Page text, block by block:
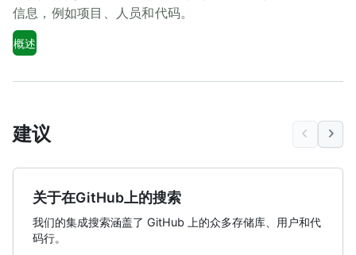
信息，例如项目、人员和代码。
概述
建议
关于在GitHub上的搜索
我们的集成搜索涵盖了 GitHub 上的众多存储库、用户和代
码行。